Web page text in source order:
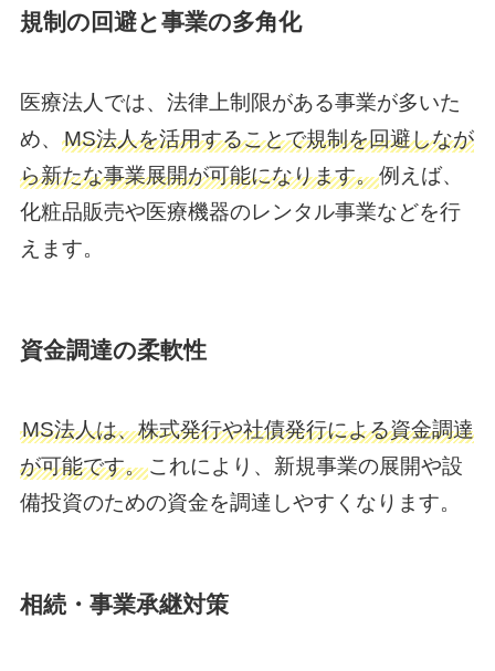
規制の回避と事業の多角化
医療法人では、法律上制限がある事業が多いた
め、 MS法人を活用することで規制を回避しなが
ら新たな事業展開が可能になります。例えば、
化粧品販売や医療機器のレンタル事業などを行
えます。
資金調達の柔軟性
MS法人は、株式発行や社債発行による資金調達
が可能です。これにより、新規事業の展開や設
備投資のための資金を調達しやすくなります。
相続・事業承継対策